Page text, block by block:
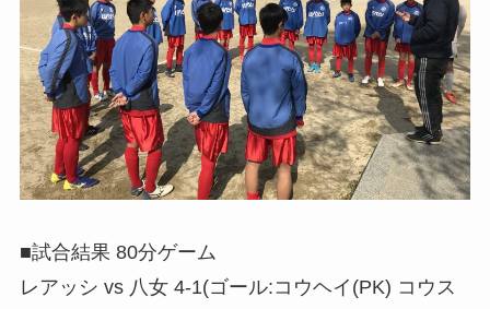
■試合結果 80分ゲーム
レアッシ vs 八女 4-1(ゴール:コウヘイ(PK) コウス